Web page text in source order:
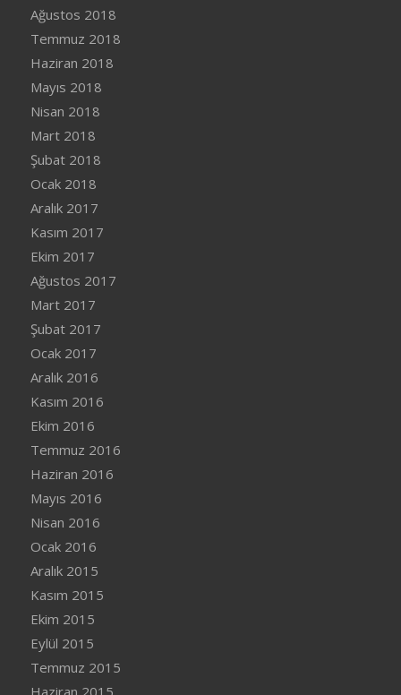
Ağustos 2018
Temmuz 2018
Haziran 2018
Mayıs 2018
Nisan 2018
Mart 2018
Şubat 2018
Ocak 2018
Aralık 2017
Kasım 2017
Ekim 2017
Ağustos 2017
Mart 2017
Şubat 2017
Ocak 2017
Aralık 2016
Kasım 2016
Ekim 2016
Temmuz 2016
Haziran 2016
Mayıs 2016
Nisan 2016
Ocak 2016
Aralık 2015
Kasım 2015
Ekim 2015
Eylül 2015
Temmuz 2015
Haziran 2015